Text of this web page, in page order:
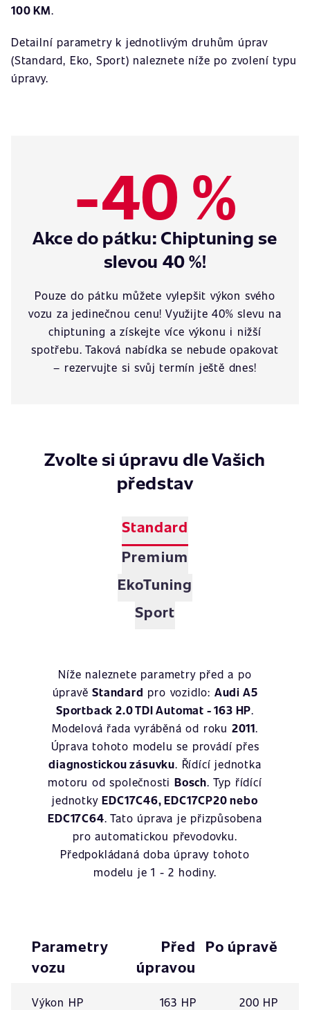
100 KM.
Detailní parametry k jednotlivým druhům úprav
(Standard, Eko, Sport) naleznete níže po zvolení typu
úpravy.
-40 %
Akce do pátku: Chiptuning se
slevou 40 %!
Pouze do pátku můžete vylepšit výkon svého
vozu za jedinečnou cenu! Využijte 40% slevu na
chiptuning a získejte více výkonu i nižší
spotřebu. Taková nabídka se nebude opakovat
– rezervujte si svůj termín ještě dnes!
Zvolte si úpravu dle Vašich
představ
Standard
Premium
EkoTuning
Sport
Níže naleznete parametry před a po
úpravěStandard pro vozidlo: Audi A5
Sportback 2.0 TDI Automat - 163 HP.
Modelová řada vyráběná od roku 2011.
Úprava tohoto modelu se provádí přes
diagnostickou zásuvku. Řídící jednotka
motoru od společnosti Bosch. Typ řídící
jednotkyEDC17C46, EDC17CP20 nebo
EDC17C64. Tato úprava je přizpůsobena
pro automatickou převodovku.
Předpokládaná doba úpravy tohoto
modelu je 1 - 2 hodiny.
Parametry
vozu
Před
úpravou
Po úpravě
Výkon HP 163 HP 200 HP